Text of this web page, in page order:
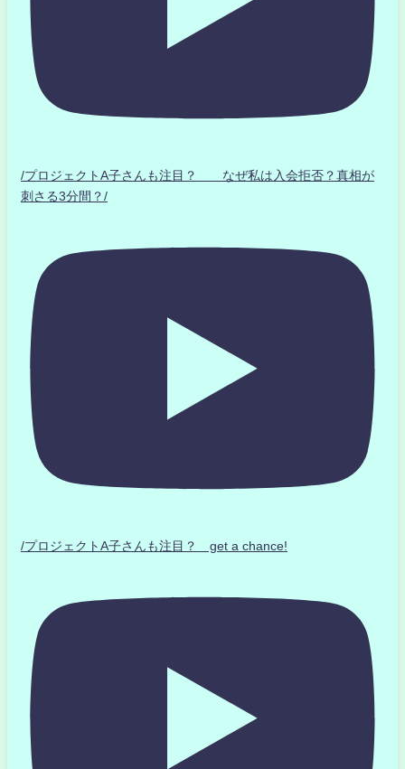
/プロジェクトA子さんも注目？ なぜ私は入会拒否？真相が
刺さる3分間？/
/プロジェクトA子さんも注目？ get a chance!